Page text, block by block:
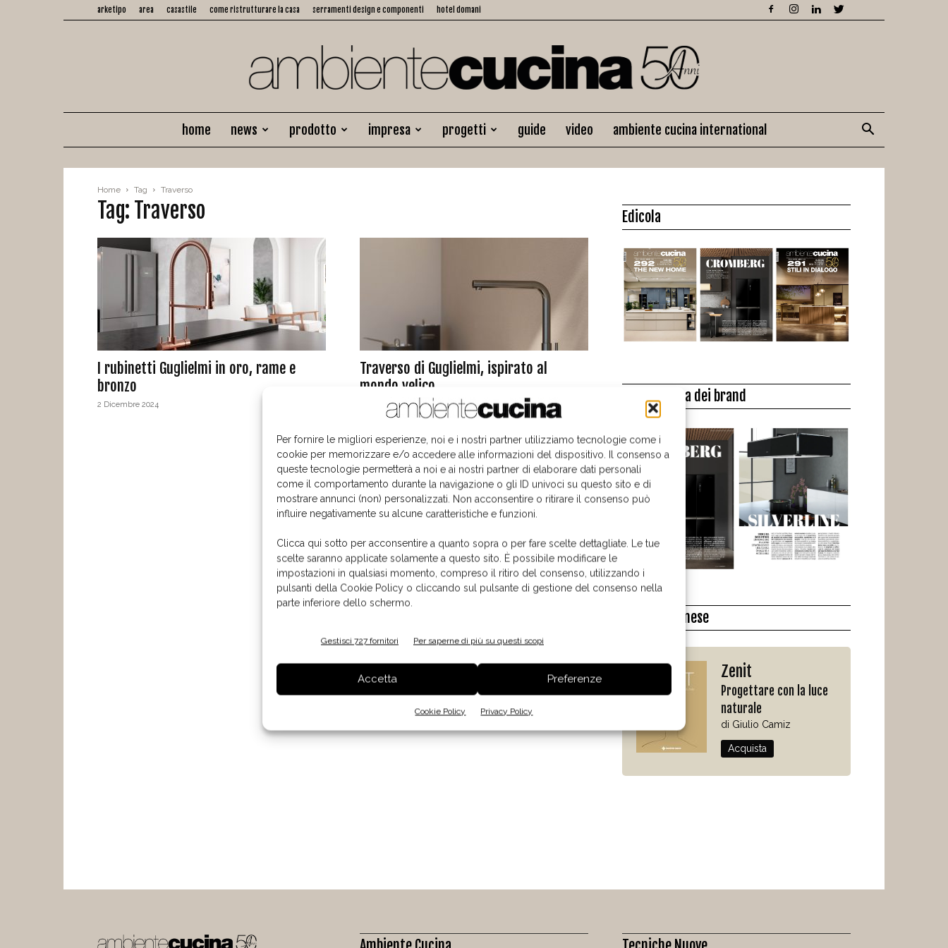
Per fornire le migliori esperienze, noi e i nostri partner utilizziamo tecnologie come i
cookie per memorizzare e/o accedere alle informazioni del dispositivo. Il consenso a
queste tecnologie permetterà a noi e ai nostri partner di elaborare dati personali
come il comportamento durante la navigazione o gli ID univoci su questo sito e di
mostrare annunci (non) personalizzati. Non acconsentire o ritirare il consenso può
influire negativamente su alcune caratteristiche e funzioni.
Clicca qui sotto per acconsentire a quanto sopra o per fare scelte dettagliate. Le tue
scelte saranno applicate solamente a questo sito. È possibile modificare le
impostazioni in qualsiasi momento, compreso il ritiro del consenso, utilizzando i
pulsanti della Cookie Policy o cliccando sul pulsante di gestione del consenso nella
parte inferiore dello schermo.
Gestisci 727 fornitori Per saperne di più su questi scopi
Accetta Preferenze
Cookie Policy Privacy Policy
arketipo area casastile come ristrutturare la casa serramenti design e componenti hotel domani
Ambiente
home news prodotto impresa progetti guide video ambiente cucina international
Home Tag Traverso
Tag: Traverso
I rubinetti Guglielmi in oro, rame e
bronzo
2 Dicembre 2024
Traverso di Guglielmi, ispirato al
mondo velico
10 Settembre 2024
Edicola
La biblioteca dei brand
Il libro del mese
Zenit
Progettare con la luce
naturale
di Giulio Camiz
Acquista